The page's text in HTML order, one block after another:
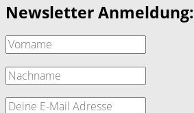
Newsletter Anmeldung: